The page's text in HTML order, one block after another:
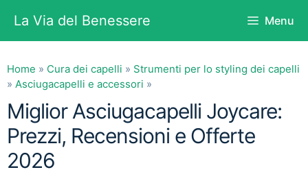
contenuto
La Via del Benessere Menu
Home » Cura dei capelli » Strumenti per lo styling dei capelli
» Asciugacapelli e accessori »
Miglior Asciugacapelli Joycare:
Prezzi, Recensioni e Offerte
2026